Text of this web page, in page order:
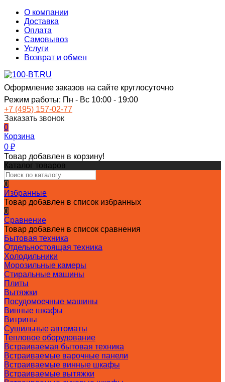
О компании
Доставка
Оплата
Самовывоз
Услуги
Возврат и обмен
Оформление заказов на сайте круглосуточно
Режим работы: Пн - Вс 10:00 - 19:00
+7 (495) 157-02-77
Заказать звонок
0
Корзина
0 ₽
Товар добавлен в корзину!
Каталог товаров
0
Избранные
Товар добавлен в список избранных
0
Сравнение
Товар добавлен в список сравнения
Бытовая техника
Отдельностоящая техника
Холодильники
Морозильные камеры
Стиральные машины
Плиты
Вытяжки
Посудомоечные машины
Винные шкафы
Витрины
Сушильные автоматы
Тепловое оборудование
Встраиваемая бытовая техника
Встраиваемые варочные панели
Встраиваемые винные шкафы
Встраиваемые вытяжки